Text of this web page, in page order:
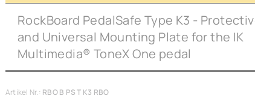
RockBoard PedalSafe Type K3 -
and Universal Mounting Plate for the IK
Multimedia® ToneX One pedal
Artikel Nr.: RBO B PS T K3 RBO